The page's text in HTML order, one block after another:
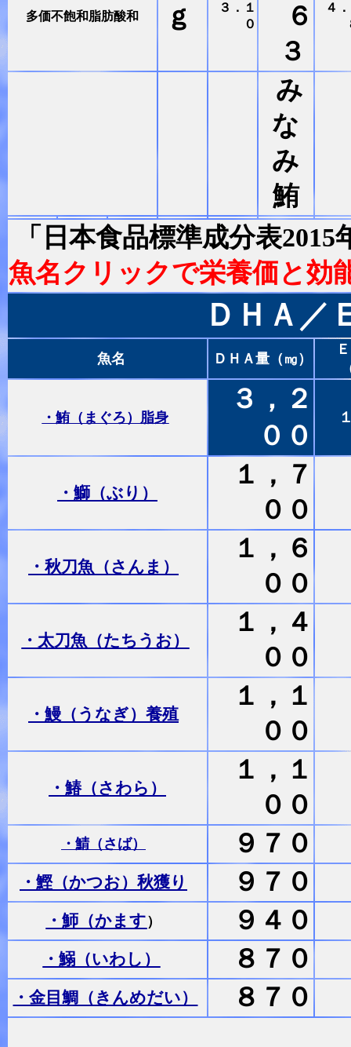
多価不飽和脂肪酸和 ｇ
３．１
０
６
３
４
み
な
み
鮪
「日本食品標準成分表
魚名クリックで栄養価と効
ＤＨＡ／
魚名 ＤＨＡ量（㎎）
・鮪（まぐろ）脂身
３，２
００
・鰤（ぶり）
１，７
００
・秋刀魚（さんま）
１，６
００
・太刀魚（たちうお）
１，４
００
・鰻（うなぎ）養殖
１，１
００
・鰆（さわら）
１，１
００
・鯖（さば） ９７０
・鰹（かつお）秋獲り ９７０
・魳（かます） ９４０
・鰯（いわし） ８７０
・金目鯛（きんめだい） ８７０